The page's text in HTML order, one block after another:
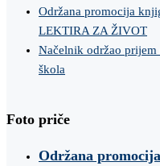
Održana promocija
LEKTIRA ZA ŽIVOT
Načelnik održao
škola
Foto priče
Održana